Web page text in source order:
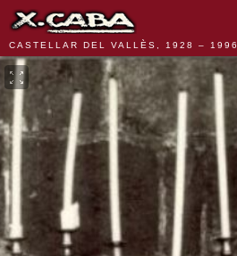
CASTELLAR DEL VALLÈS, 1928 – 1996